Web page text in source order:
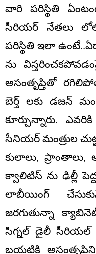
వారి ప‌రిస్థితి
సీరియ‌ర్ నేత‌లు
ప‌రిస్థితి ఇలా
ను
అసంతృప్తితో
బెర్త్ ల‌కు డ‌జ‌న్
కూర్చున్నారు.
సీనియ‌ర్ మంత్రుల
కులాలు,
క్వాలిటిస్ ను ఢిల్లీ
లాబీయింగ్
జ‌ర‌గుతున్నా
సిగ్నల్ డైలీ సీరియ‌ల్
బ‌య‌టికి అసంతృప్తిని